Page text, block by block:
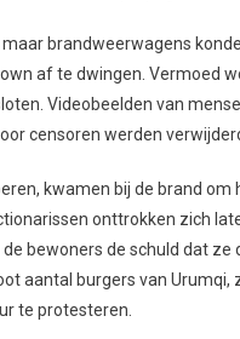
brandweerwagens
af te dwingen. Vermoed
Videobeelden van
censoren werden
kwamen bij de brand
onttrokken zich
bewoners de schuld dat
aantal burgers van
te protesteren.